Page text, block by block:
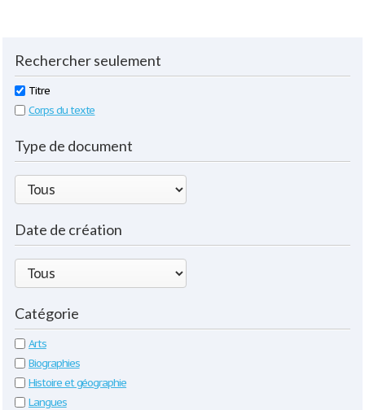
Rechercher seulement
Titre
Corps du texte
Type de document
Date de création
Catégorie
Arts
Biographies
Histoire et géographie
Langues